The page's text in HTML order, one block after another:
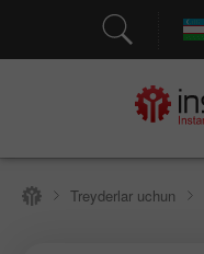
Treyderlar uchun